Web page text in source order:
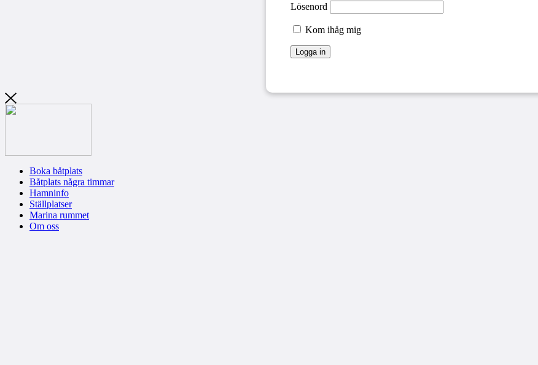
Lösenord
Kom ihåg mig
Boka båtplats
Båtplats några timmar
Hamninfo
Ställplatser
Marina rummet
Om oss